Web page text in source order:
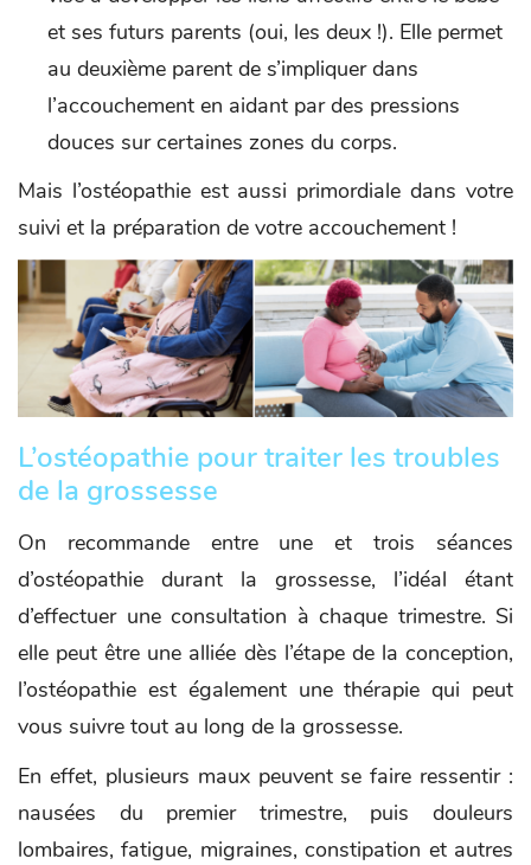
et ses futurs parents (oui, les deux !). Elle permet
au deuxième parent de s’impliquer dans
l’accouchement en aidant par des pressions
douces sur certaines zones du corps.
Mais l’ostéopathie est aussi primordiale dans votre
suivi et la préparation de votre accouchement !
L’ostéopathie pour traiter les troubles
de la grossesse
On recommande entre une et trois séances
d’ostéopathie durant la grossesse, l’idéal étant
d’effectuer une consultation à chaque trimestre. Si
elle peut être une alliée dès l’étape de la conception,
l’ostéopathie est également une thérapie qui peut
vous suivre tout au long de la grossesse.
En effet, plusieurs maux peuvent se faire ressentir :
nausées du premier trimestre, puis douleurs
lombaires, fatigue, migraines, constipation et autres